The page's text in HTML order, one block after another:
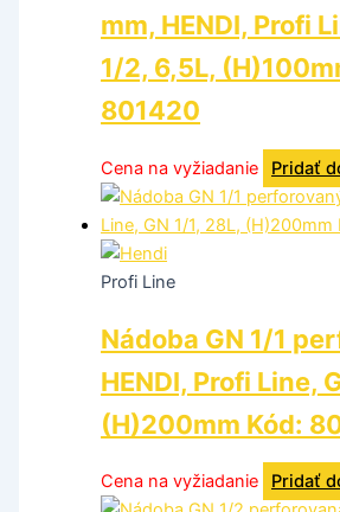
mm, HENDI, Profi
1/2, 6,5L,
801420
Cena na vyžiadanie Pridať
Profi Line
Nádoba GN 1/1
HENDI, Profi Line,
(H)200mm Kód:
Cena na vyžiadanie Pridať